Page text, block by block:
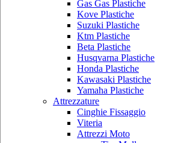
Gas Gas Plastiche
Kove Plastiche
Suzuki Plastiche
Ktm Plastiche
Beta Plastiche
Husqvarna Plastiche
Honda Plastiche
Kawasaki Plastiche
Yamaha Plastiche
Attrezzature
Cinghie Fissaggio
Viteria
Attrezzi Moto